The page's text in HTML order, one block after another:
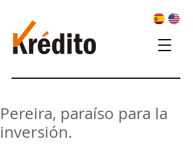
Pereira, paraíso para la
inversión.